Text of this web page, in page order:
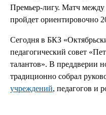
Премьер-лигу. Матч
пройдет ориентировочно
Сегодня в БКЗ
педагогический совет
талантов». В преддверии
традиционно собрал
учреждений, педагогов и